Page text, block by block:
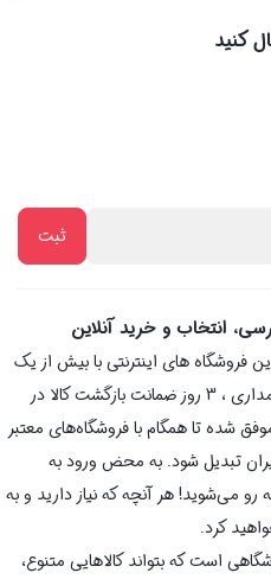
کنید
انتخاب و خرید آنلاین
فروشگاه های اینترنتی با بیش از یک
دهه تجربه، با پایبندی به اصل مشتری مداری ، 3 روز ضمانت بازگشت کالا در
شده تا همگام با فروشگاه‌های معتبر
تبدیل شود. به محض ورود به
رو می‌شوید! هر آنچه که نیاز دارید و به
کرد.
است که بتواند کالاهایی متنوع،